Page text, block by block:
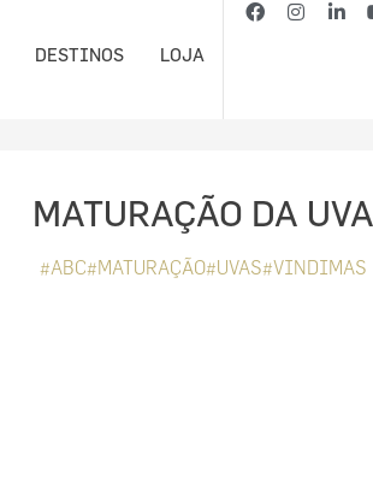
DESTINOS LOJA
MATURAÇÃO DA UVA
#ABC#MATURAÇÃO#UVAS#VINDIMAS